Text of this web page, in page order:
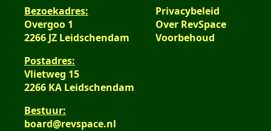
Bezoekadres:
Overgoo 1
2266 JZ Leidschendam
Postadres:
Vlietweg 15
2266 KA Leidschendam
Bestuur:
board@revspace.nl
Privacybeleid
Over RevSpace
Voorbehoud